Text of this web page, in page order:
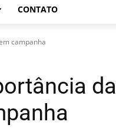
CONTATO
campanha
da